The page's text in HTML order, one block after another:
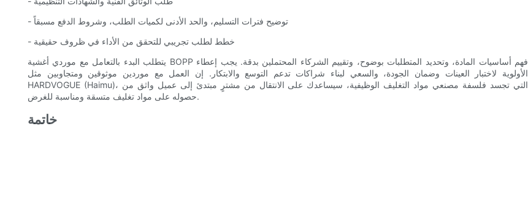
- توضيح فترات التسليم، والحد الأدنى لكميات الطلب، وشروط الدفع مسبقاً
- خطط لطلب تجريبي للتحقق من الأداء في ظروف حقيقية
يتطلب البدء بالتعامل مع موردي أغشية BOPP فهم أساسيات المادة، وتحديد المتطلبات بوضوح، وتقييم الشركاء المحتملين بدقة. يجب إعطاء
الأولوية لاختبار العينات وضمان الجودة، والسعي لبناء شراكات تدعم التوسع والابتكار. إن العمل مع موردين موثوقين ومتجاوبين مثل
HARDVOGUE (Haimu)، التي تجسد فلسفة مصنعي مواد التغليف الوظيفية، سيساعدك على الانتقال من مشترٍ مبتدئ إلى عميل واثق من
حصوله على مواد تغليف متسقة ومناسبة للغرض.
خاتمة